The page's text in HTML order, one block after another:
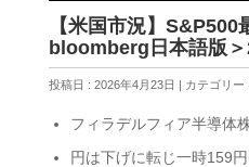
【米国市況】
bloomberg日本語版
投稿日 : 2026年4月23日 | カテゴリー :
フィラデルフィア半導体
円は下げに転じ一時159